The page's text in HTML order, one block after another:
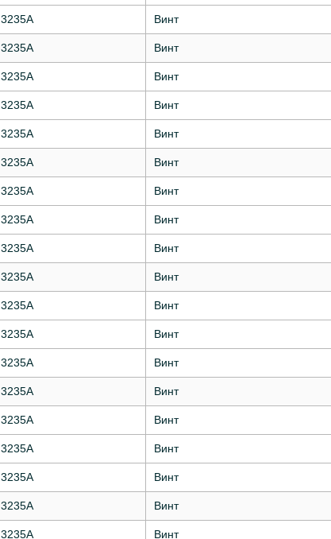
3235А Винт
3235А Винт
3235А Винт
3235А Винт
3235А Винт
3235А Винт
3235А Винт
3235А Винт
3235А Винт
3235А Винт
3235А Винт
3235А Винт
3235А Винт
3235А Винт
3235А Винт
3235А Винт
3235А Винт
3235А Винт
3235А Винт